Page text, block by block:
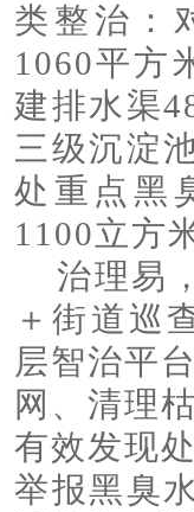
类整治：
1060平方
建排水渠
三级沉淀
处重点黑
1100立方
治理易
＋街道巡
层智治平
网、清理
有效发现
举报黑臭